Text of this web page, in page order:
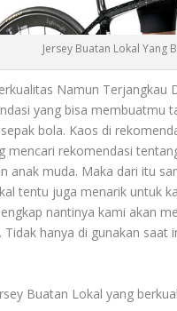
Jersey Buatan Lokal Yang
Namun Terjangkau
yang bisa membuatmu
bola. Kaos di
mencari rekomendasi
anak muda. Maka dari itu
tentu juga menarik untuk
nantinya kami akan
Tidak hanya di gunakan
Buatan Lokal yang